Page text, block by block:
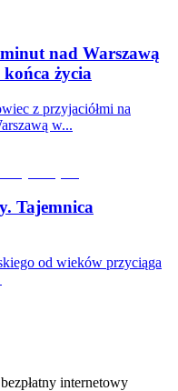
minut nad Warszawą
końca życia
z przyjaciółmi na
w...
Tajemnica
od wieków przyciąga
internetowy